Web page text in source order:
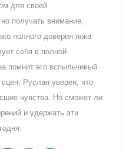
для своей
получать внимание,
полного доверия пока
себя в полной
помнит его вспыльчивый
сцен. Руслан уверен, что
чувства. Но сможет ли
и удержать эти